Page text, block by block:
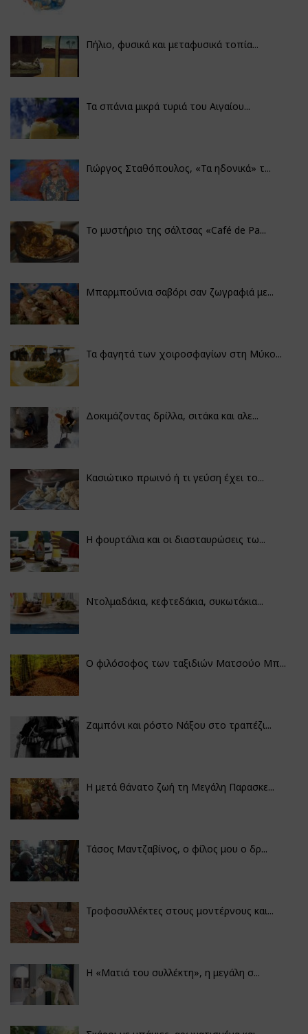
Πήλιο, φυσικά και μεταφυσικά τοπία...
Τα σπάνια μικρά τυριά του Αιγαίου...
Γιώργος Σταθόπουλος, «Τα ηδονικά» τ...
Το μυστήριο της σάλτσας «Café de Pa...
Μπαρμπούνια σαβόρι σαν ζωγραφιά με...
Τα φαγητά των χοιροσφαγίων στη Μύκο...
Δοκιμάζοντας δρίλλα, σιτάκα και αλε...
Κασιώτικο πρωινό ή τι γεύση έχει το...
Η φουρτάλια και οι διασταυρώσεις τω...
Ντολμαδάκια, κεφτεδάκια, συκωτάκια...
Ο φιλόσοφος των ταξιδιών Ματσούο Μπ...
Ζαμπόνι και ρόστο Νάξου στο τραπέζι...
Η μετά θάνατο ζωή τη Μεγάλη Παρασκε...
Τάσος Μαντζαβίνος, ο φίλος μου ο δρ...
Τροφοσυλλέκτες στους μοντέρνους και...
H «Ματιά του συλλέκτη», η μεγάλη σ...